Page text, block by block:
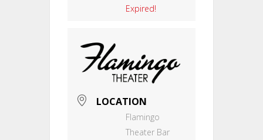
Expired!
LOCATION
Flamingo
Theater Bar